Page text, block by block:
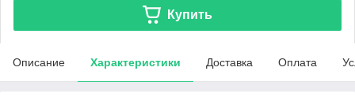
Купить
Описание Характеристики Доставка Оплата